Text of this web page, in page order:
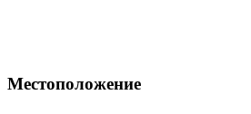
Местоположение